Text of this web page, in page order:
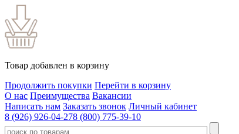
Товар добавлен в корзину
Продолжить покупки Перейти в корзину
О нас Преимущества Вакансии
Написать нам Заказать звонок Личный кабинет
8 (926) 926-04-278 (800) 775-39-10